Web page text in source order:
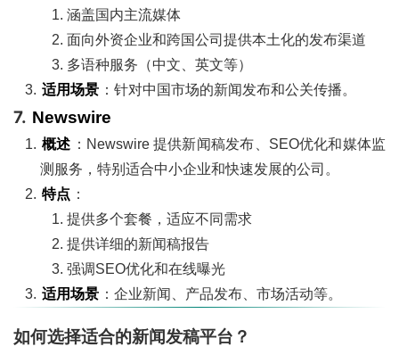
涵盖国内主流媒体
面向外资企业和跨国公司提供本土化的发布渠道
多语种服务（中文、英文等）
适用场景 ：针对中国市场的新闻发布和公关传播。
7. Newswire
概述 ：Newswire 提供新闻稿发布、SEO优化和媒体监
测服务，特别适合中小企业和快速发展的公司。
特点 ：
提供多个套餐，适应不同需求
提供详细的新闻稿报告
强调SEO优化和在线曝光
适用场景 ：企业新闻、产品发布、市场活动等。
如何选择适合的新闻发稿平台？